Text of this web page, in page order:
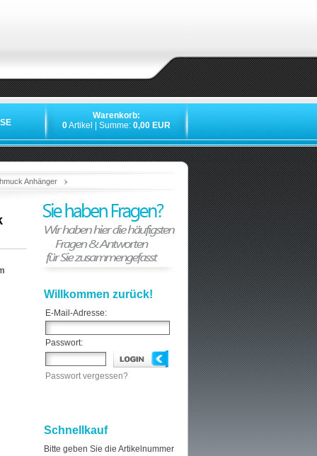
Warenkorb:
0Artikel | Summe: 0,00 EUR
Anhänger
Willkommen zurück!
E-Mail-Adresse:
Passwort:
Passwort vergessen?
Schnellkauf
Bitte geben Sie die Artikelnummer